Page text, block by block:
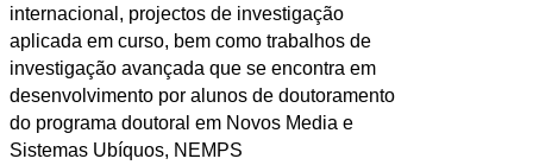
internacional, projectos de investigação
aplicada em curso, bem como trabalhos de
investigação avançada que se encontra em
desenvolvimento por alunos de doutoramento
do programa doutoral em Novos Media e
Sistemas Ubíquos, NEMPS